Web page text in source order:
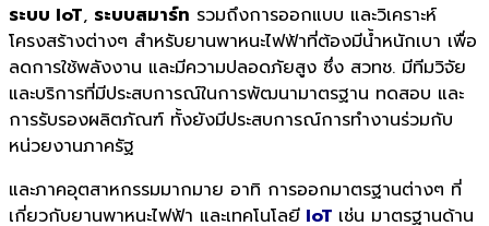
ระบบ IoT, ระบบสมาร์ท รวมถึงการออกแบบ และวิเคราะห์
โครงสร้างต่างๆ สำหรับยานพาหนะไฟฟ้าที่ต้องมีน้ำหนักเบา เพื่อ
ลดการใช้พลังงาน และมีความปลอดภัยสูง ซึ่ง สวทช. มีทีมวิจัย
และบริการที่มีประสบการณ์ในการพัฒนามาตรฐาน ทดสอบ และ
การรับรองผลิตภัณฑ์ ทั้งยังมีประสบการณ์การทำงานร่วมกับ
หน่วยงานภาครัฐ
และภาคอุตสาหกรรมมากมาย อาทิ การออกมาตรฐานต่างๆ ที่
เกี่ยวกับยานพาหนะไฟฟ้า และเทคโนโลยี IoT เช่น มาตรฐานด้าน